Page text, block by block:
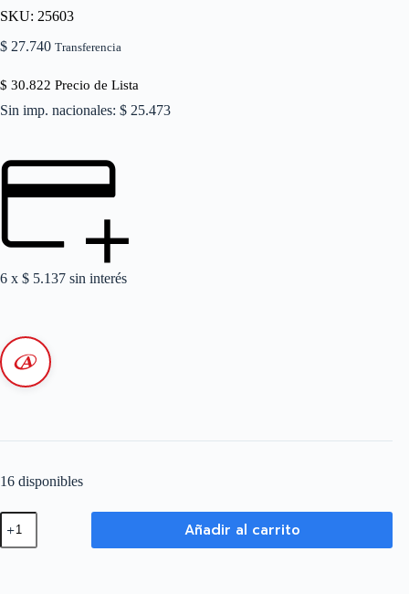
SKU: 25603
$ 27.740 Transferencia
$ 30.822 Precio de Lista
Sin imp. nacionales: $ 25.473
6 x $ 5.137 sin interés
16 disponibles
Caja
Plástica
con
Añadir al carrito